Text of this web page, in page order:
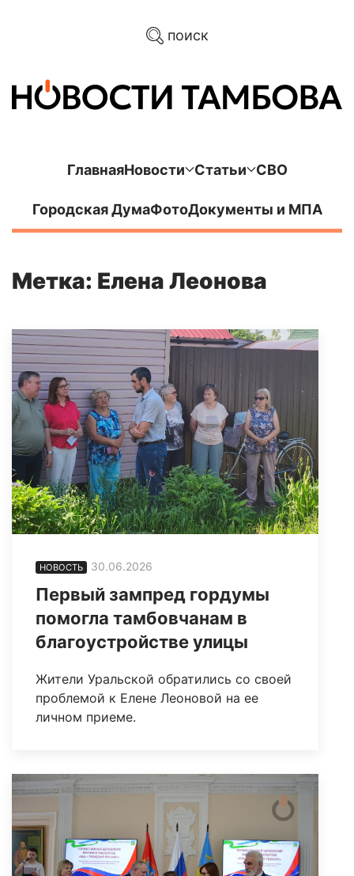
поиск
ГлавнаяНовости Статьи СВО
Городская ДумаФотоДокументы и МПА
Метка: Елена Леонова
НОВОСТЬ 30.06.2026
Первый зампред гордумы
помогла тамбовчанам в
благоустройстве улицы
Жители Уральской обратились со своей
проблемой к Елене Леоновой на ее
личном приеме.